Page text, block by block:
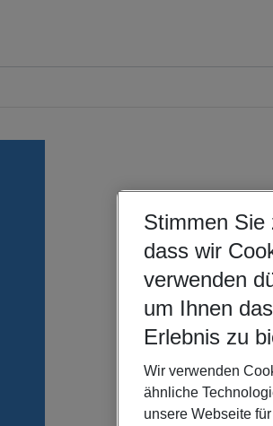
Stimmen Sie
dass wir
verwenden
um Ihnen
Erlebnis zu
Wir verwenden
ähnliche
unsere Webseite